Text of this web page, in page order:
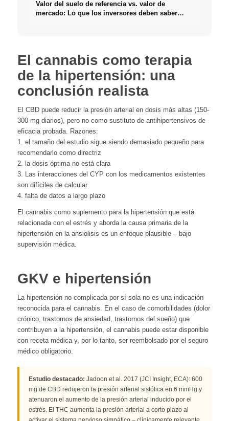
Valor del suelo de referencia vs. valor de
mercado: Lo que los inversores deben saber
El cannabis como terapia
de la hipertensión: una
conclusión realista
El CBD puede reducir la presión arterial en dosis más altas (150-
300 mg diarios), pero no como sustituto de antihipertensivos de
eficacia probada. Razones:
1. el tamaño del estudio sigue siendo demasiado pequeño para
recomendarlo como directriz
2. la dosis óptima no está clara
3. Las interacciones del CYP con los medicamentos existentes
son difíciles de calcular
4. falta de datos a largo plazo
El cannabis como suplemento para la hipertensión que está
relacionada con el estrés y aborda la causa primaria de la
hipertensión en la ansiolisis es un enfoque plausible – bajo
supervisión médica.
GKV e hipertensión
La hipertensión no complicada por sí sola no es una indicación
reconocida para el cannabis. En el caso de comorbilidades (dolor
crónico, trastornos de ansiedad, trastornos del sueño) que
contribuyen a la hipertensión, el cannabis puede estar disponible
con receta médica y, por lo tanto, ser reembolsado por el seguro
médico obligatorio.
Estudio destacado: Jadoon et al. 2017 (JCI Insight, ECA): 600
mg de CBD redujeron la presión arterial sistólica en 6 mmHg y
atenuaron el aumento de la presión arterial inducido por el
estrés. El THC aumenta la presión arterial a corto plazo al